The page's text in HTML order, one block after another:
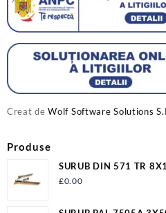
Creat deWolf Software Solutions
Produse
SURUB DIN 571 TR
£0.00